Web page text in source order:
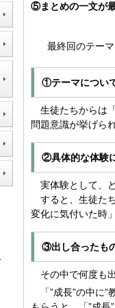
⑤まとめの一文が
最終回のテーマ
①テーマについ
生徒たちからは
問題意識が挙げら
②具体的な体験
実体験として、
すると、生徒た
変化に気付いた時
③出し合ったも
その中で何度も
「”成長”の中に”